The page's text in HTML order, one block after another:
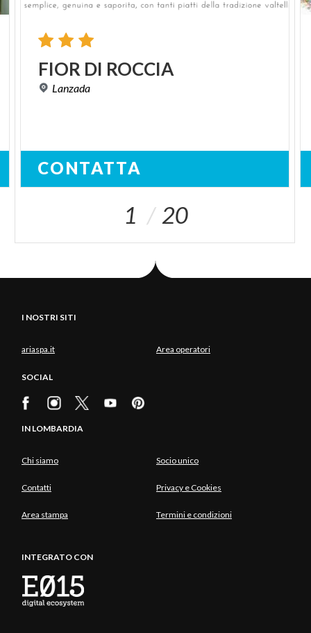
FIOR DI ROCCIA
Lanzada
CONTATTA
1 20
I NOSTRI SITI
ariaspa.it Area operatori
SOCIAL
IN LOMBARDIA
Chi siamo Socio unico
Contatti Privacy e Cookies
Area stampa Termini e condizioni
INTEGRATO CON